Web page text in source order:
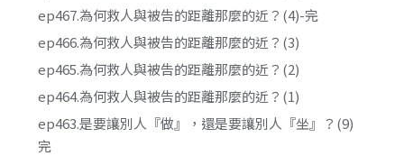
ep467.為何救人與被告的距離那麼的近？(4)-完
ep466.為何救人與被告的距離那麼的近？(3)
ep465.為何救人與被告的距離那麼的近？(2)
ep464.為何救人與被告的距離那麼的近？(1)
ep463.是要讓別人『做』，還是要讓別人『坐』？(9)
完